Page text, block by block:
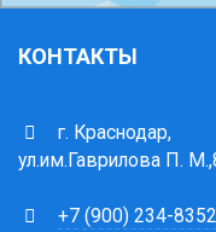
КОНТАКТЫ
г. Краснодар,
ул.им.Гаврилова П.
+7 (900) 234-8352